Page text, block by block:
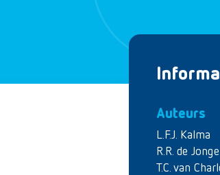
Auteurs
L.F.J. Kalma
R.R. de Jonge
T.C. van